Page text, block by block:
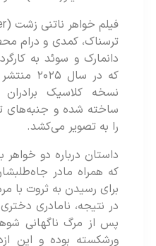
ترسناک، کمدی و درام
دانمارک و سوئد به
که در
نسخه‌ کلاسیک برادران
ساخته شده و جنبه‌های
را به تصویر می‌کشد.
داستان درباره‌ دو خواهر
که همراه مادر
برای رسیدن به ثروت با
در نتیجه، نامادری
پس از مرگ ناگهانی
ورشکسته بوده و این